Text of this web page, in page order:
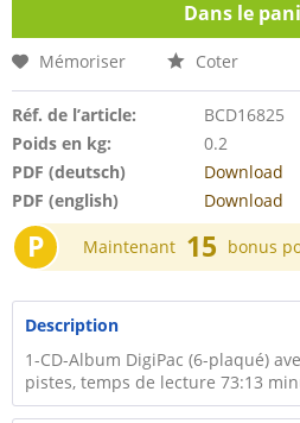
Dans le
Mémoriser Coter
Réf. de l’article:
BCD16825
Poids en kg:
0.2
PDF (deutsch)
Download
PDF (english)
Download
P Maintenant 15 bonus
Description
1-CD-Album DigiPac (6-plaqué)
pistes, temps de lecture 73:13